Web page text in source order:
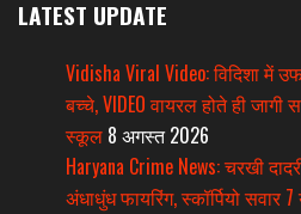
LATEST UPDATE
Vidisha Viral Video: विदिशा में
बच्चे, VIDEO वायरल होते ही जागी
स्कूल 8 अगस्त 2026
Haryana Crime News: चरखी
अंधाधुंध फायरिंग, स्कॉर्पियो सवार